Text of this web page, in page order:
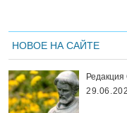
НОВОЕ НА САЙТЕ
Редакция